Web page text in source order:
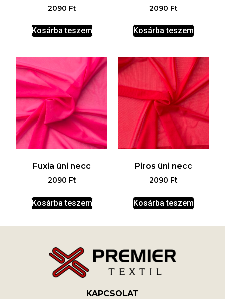
2090 Ft
Kosárba teszem
2090 Ft
Kosárba teszem
Fuxia üni necc
2090 Ft
Kosárba teszem
Piros üni necc
2090 Ft
Kosárba teszem
KAPCSOLAT